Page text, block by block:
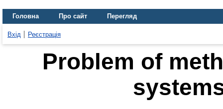
Головна Про сайт Перегляд
Вхід Реєстрація
Problem of